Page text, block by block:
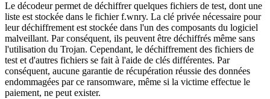
Le décodeur permet de déchiffrer quelques fichiers de test, dont une
liste est stockée dans le fichier f.wnry. La clé privée nécessaire pour
leur déchiffrement est stockée dans l'un des composants du logiciel
malveillant. Par conséquent, ils peuvent être déchiffrés même sans
l'utilisation du Trojan. Cependant, le déchiffrement des fichiers de
test et d'autres fichiers se fait à l'aide de clés différentes. Par
conséquent, aucune garantie de récupération réussie des données
endommagées par ce ransomware, même si la victime effectue le
paiement, ne peut exister.